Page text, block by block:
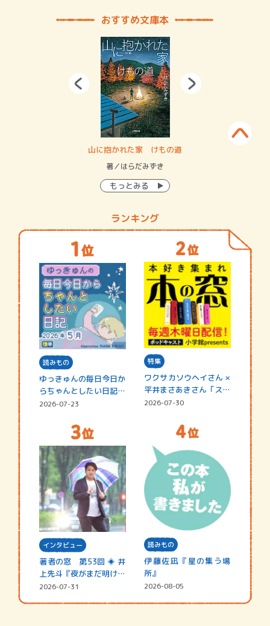
おすすめ文庫本
山に抱かれた家 けもの道
著／はらだみずき
もっとみる
ランキング
読みもの
ゆっきゅんの毎日今日か
らちゃんとしたい日記
☆202…
2026-07-23
特集
ワクサカソウヘイさん ×
平井まさあきさん「スペ
シャ…
2026-07-30
インタビュー
著者の窓 第53回 ◈ 井
上先斗『夜がまだ明けな
い』
2026-07-31
読みもの
伊藤佐凪『星の集う場
所』
2026-08-05